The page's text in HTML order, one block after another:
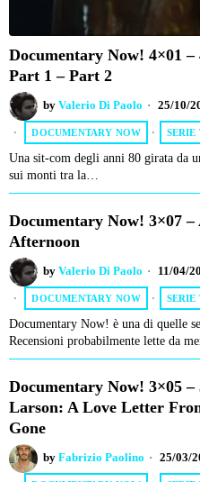
Documentary Now! 4×01
Part 1 – Part 2
by Valerio Di Paolo 25/10/
DOCUMENTARY NOW · SERIE
Una sit-com degli anni 80 girata da
sui monti tra la…
Documentary Now! 3×07
Afternoon
by Valerio Di Paolo 11/04/
DOCUMENTARY NOW · SERIE
Documentary Now! è una di quelle
Recensioni probabilmente lette da
Documentary Now! 3×05
Larson: A Love Letter
Gone
by Fabrizio Paolino 25/03/